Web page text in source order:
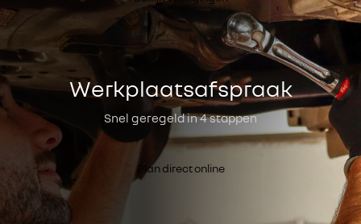
Werkplaatsafspraak
Snel geregeld in 4 stappen
Plan direct online